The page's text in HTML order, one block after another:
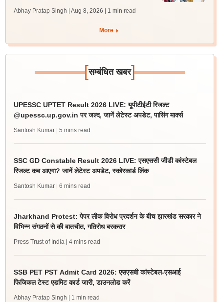
Abhay Pratap Singh | Aug 8, 2026 | 1 min read
More
[सम्बंधित खबर]
UPESSC UPTET Result 2026 LIVE: यूपीटीईटी रिजल्ट
@upessc.up.gov.in पर जल्द, जानें लेटेस्ट अपडेट, पासिंग मार्क्स
Santosh Kumar | 5 mins read
SSC GD Constable Result 2026 LIVE: एसएससी जीडी कांस्टेबल
रिजल्ट कब आएगा? जानें लेटेस्ट अपडेट, स्कोरकार्ड लिंक
Santosh Kumar | 6 mins read
Jharkhand Protest: पेपर लीक विरोध प्रदर्शन के बीच झारखंड सरकार ने
विभिन्न संगठनों से की बातचीत, गतिरोध बरकरार
Press Trust of India | 4 mins read
SSB PET PST Admit Card 2026: एसएसबी कांस्टेबल-एसआई
फिजिकल टेस्ट एडमिट कार्ड जारी, डाउनलोड करें
Abhay Pratap Singh | 1 min read